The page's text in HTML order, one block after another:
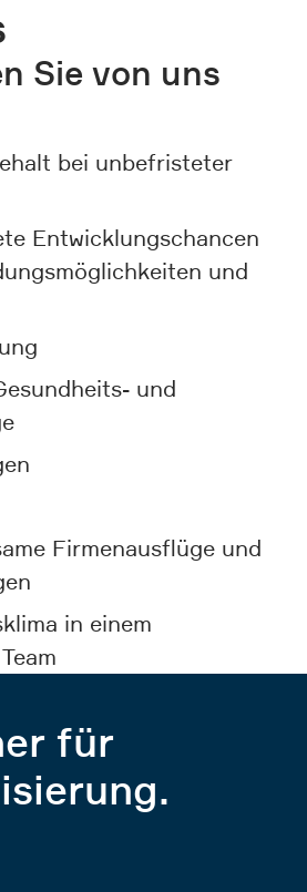
Sie von uns
bei unbefristeter
Entwicklungschancen
und
und
Firmenausflüge und
in einem
für